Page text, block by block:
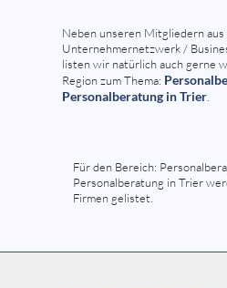
Neben unseren Mitgliedern aus
Unternehmernetzwerk /
listen wir natürlich auch gerne
Region zum Thema:
Personalberatung in Trier.
Für den Bereich:
Personalberatung in Trier
Firmen gelistet.